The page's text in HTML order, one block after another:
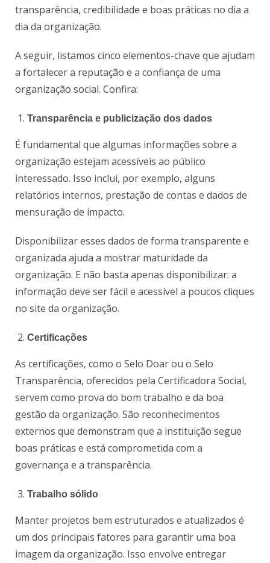
transparência, credibilidade e boas práticas no dia a
dia da organização.
A seguir, listamos cinco elementos-chave que ajudam
a fortalecer a reputação e a confiança de uma
organização social. Confira:
Transparência e publicização dos dados
É fundamental que algumas informações sobre a
organização estejam acessíveis ao público
interessado. Isso inclui, por exemplo, alguns
relatórios internos, prestação de contas e dados de
mensuração de impacto.
Disponibilizar esses dados de forma transparente e
organizada ajuda a mostrar maturidade da
organização. E não basta apenas disponibilizar: a
informação deve ser fácil e acessível a poucos cliques
no site da organização.
Certificações
As certificações, como o Selo Doar ou o Selo
Transparência, oferecidos pela Certificadora Social,
servem como prova do bom trabalho e da boa
gestão da organização. São reconhecimentos
externos que demonstram que a instituição segue
boas práticas e está comprometida com a
governança e a transparência.
Trabalho sólido
Manter projetos bem estruturados e atualizados é
um dos principais fatores para garantir uma boa
imagem da organização. Isso envolve entregar